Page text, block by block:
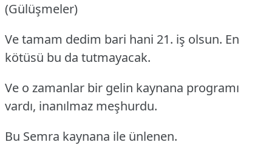
(Gülüşmeler)
Ve tamam dedim bari hani 21. iş olsun. En
kötüsü bu da tutmayacak.
Ve o zamanlar bir gelin kaynana programı
vardı, inanılmaz meşhurdu.
Bu Semra kaynana ile ünlenen.